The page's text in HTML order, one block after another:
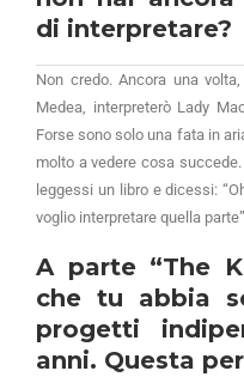
di interpretare?
Non credo. Ancora una
Medea, interpreterò Lady
Forse sono solo una fata in
molto a vedere cosa
leggessi un libro e dicessi:
voglio interpretare quella
A parte “The
che tu abbia
progetti
anni. Questa